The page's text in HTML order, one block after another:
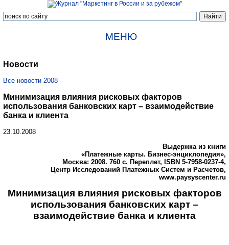
МЕНЮ
Новости
Все новости 2008
Минимизация влияния рисковых факторов
использования банковских карт – взаимодействие
банка и клиента
23.10.2008
Выдержка из книги
«Платежные карты. Бизнес-энциклопедия»,
Москва: 2008. 760 с. Переплет, ISBN 5-7958-0237-4,
Центр Исследований Платежных Систем и Расчетов,
www.paysyscenter.ru
Минимизация влияния рисковых факторов
использования банковских карт –
взаимодействие банка и клиента